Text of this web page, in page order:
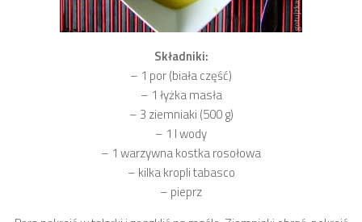
Składniki:
– 1 por (biała część)
– 1 łyżka masła
– 3 ziemniaki (500 g)
– 1 l wody
– 1 warzywna kostka rosołowa
– kilka kropli tabasco
– pieprz